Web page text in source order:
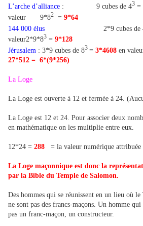
L’arche d’alliance : 9 cubes de 43 =
valeur 9*82 = 9*64
144 000 élus
2*9 cubes de
valeur2*9*83 = 9*128
Jérusalem : 3*9 cubes de 83 = 3*4608 en
27*512 = 6*(9*256)
La Loge
La Loge est ouverte à 12 et fermée à 24.
La Loge est 12 et 24. Pour associer deux
en mathématique on les multiplie entre eux.
12*24 = 288 = la valeur numérique attribuée
La Loge maçonnique est donc la
par la Bible du Temple de Salomon.
Des hommes qui se réunissent en un lieu où le
ne sont pas des francs-maçons. Un homme
pas un franc-maçon, un constructeur.